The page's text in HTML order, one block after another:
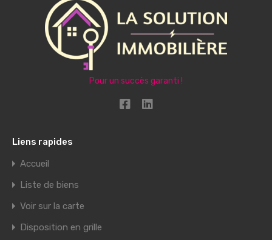
Pour un succès garanti !
Liens rapides
Accueil
Liste de biens
Voir sur la carte
Disposition en grille